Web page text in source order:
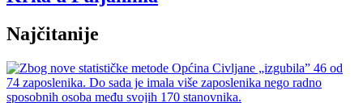
Najčitanije